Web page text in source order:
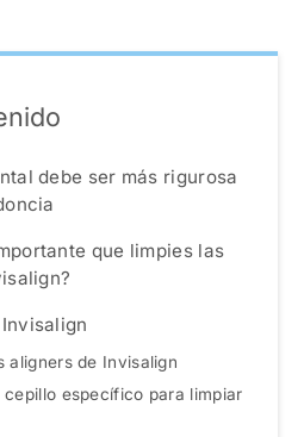
debe ser más rigurosa
que limpies las
aligners de Invisalign
cepillo específico para limpiar